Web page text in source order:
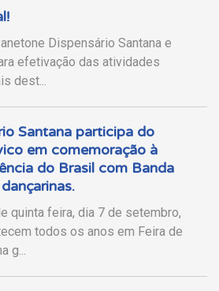
Dispensário Santana e
efetivação das atividades
dest...
Santana participa do
em comemoração à
do Brasil com Banda
quinta feira, dia 7 de setembro,
todos os anos em Feira de
g...